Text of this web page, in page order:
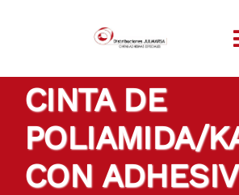
CINTA DE
POLIAMIDA/
CON